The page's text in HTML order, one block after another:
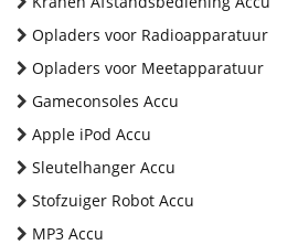
Opladers voor Radioapparatuur
Opladers voor Meetapparatuur
Gameconsoles Accu
Apple iPod Accu
Sleutelhanger Accu
Stofzuiger Robot Accu
MP3 Accu